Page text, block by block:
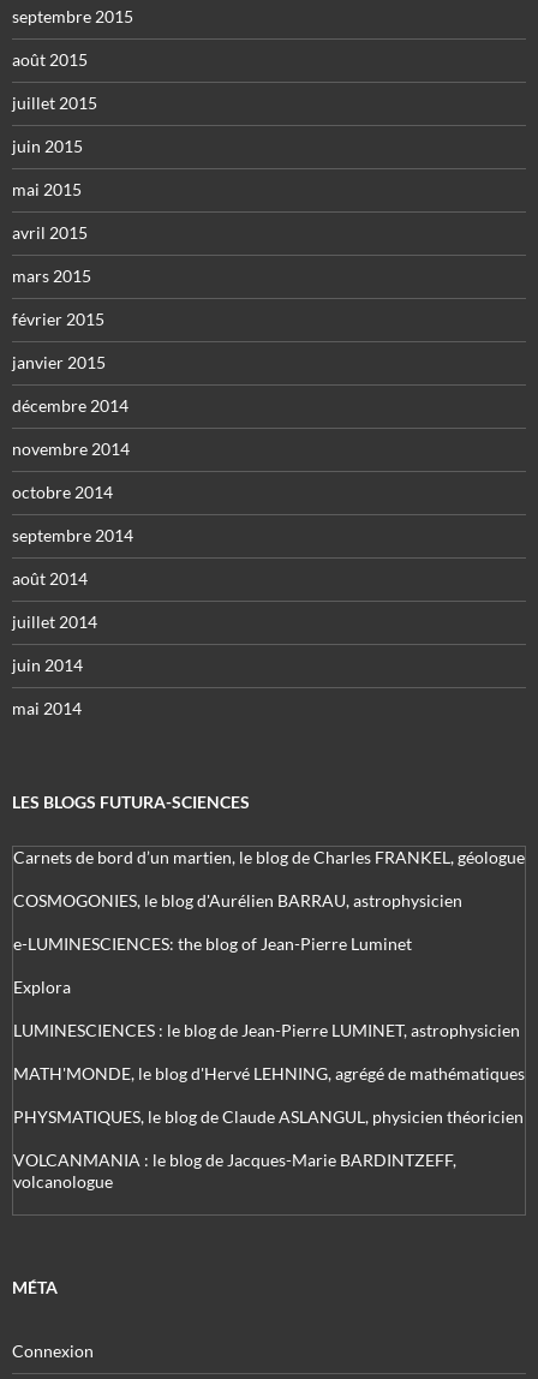
septembre 2015
août 2015
juillet 2015
juin 2015
mai 2015
avril 2015
mars 2015
février 2015
janvier 2015
décembre 2014
novembre 2014
octobre 2014
septembre 2014
août 2014
juillet 2014
juin 2014
mai 2014
LES BLOGS FUTURA-SCIENCES
Carnets de bord d’un martien, le blog de Charles FRANKEL, géologue
COSMOGONIES, le blog d'Aurélien BARRAU, astrophysicien
e-LUMINESCIENCES: the blog of Jean-Pierre Luminet
Explora
LUMINESCIENCES : le blog de Jean-Pierre LUMINET, astrophysicien
MATH'MONDE, le blog d'Hervé LEHNING, agrégé de mathématiques
PHYSMATIQUES, le blog de Claude ASLANGUL, physicien théoricien
VOLCANMANIA : le blog de Jacques-Marie BARDINTZEFF,
volcanologue
MÉTA
Connexion